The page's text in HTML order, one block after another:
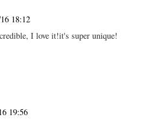
18:12
I love it!it's super unique!
19:56